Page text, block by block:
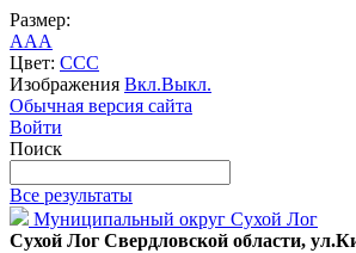
Размер:
AAA
Цвет: CCC
Изображения Вкл.Выкл.
Обычная версия сайта
Войти
Поиск
Все результаты
Муниципальный округ Сухой Лог
Сухой Лог Свердловской области,